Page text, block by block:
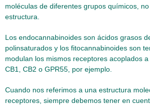
moléculas de diferentes grupos químicos,
estructura.
Los endocannabinoides son ácidos grasos
polinsaturados y los fitocannabinoides son
modulan los mismos receptores acoplados
CB1, CB2 o GPR55, por ejemplo.
Cuando nos referimos a una estructura
receptores, siempre debemos tener en